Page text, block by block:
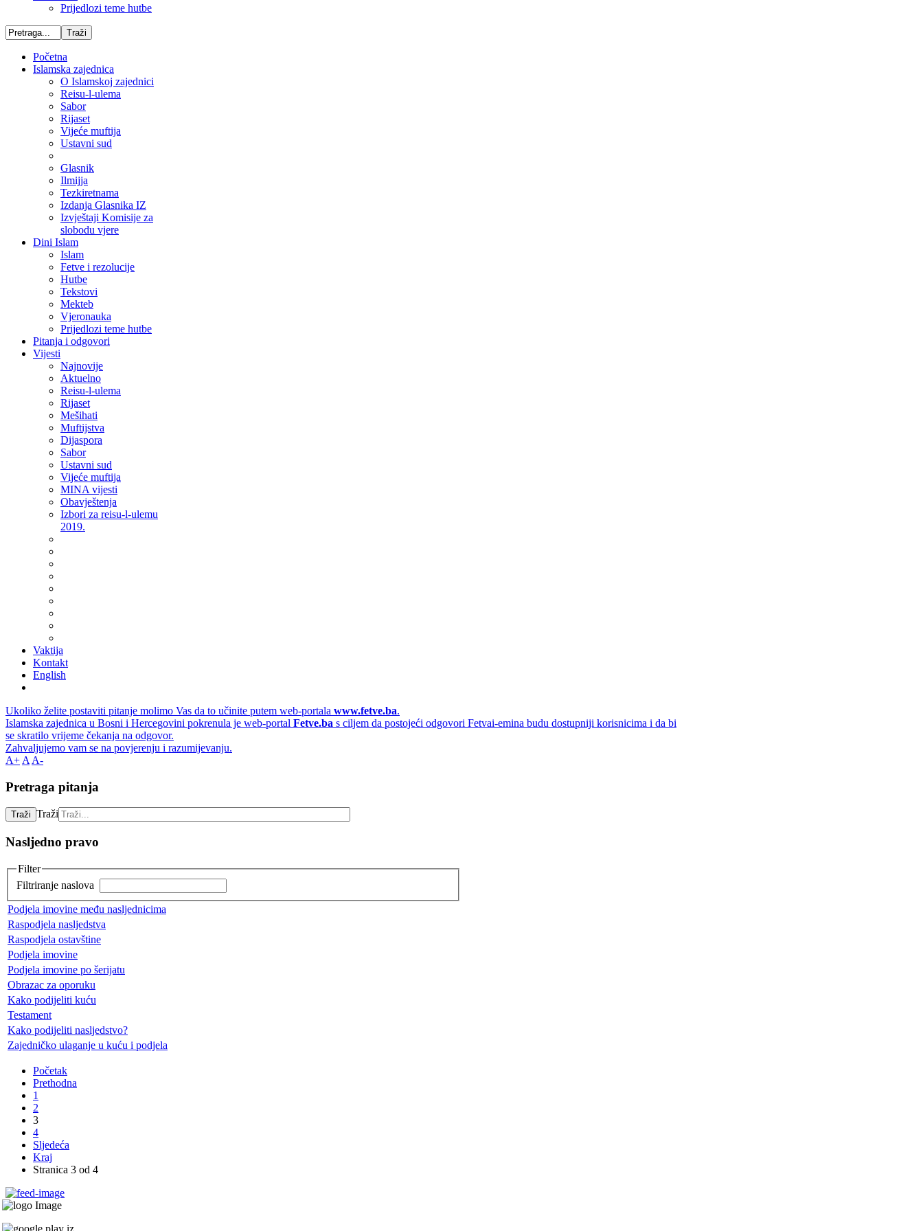
Prijedlozi teme hutbe
Početna
Islamska zajednica
O Islamskoj zajednici
Reisu-l-ulema
Sabor
Rijaset
Vijeće muftija
Ustavni sud
Glasnik
Ilmijja
Tezkiretnama
Izdanja Glasnika IZ
Izvještaji Komisije za
slobodu vjere
Dini Islam
Islam
Fetve i rezolucije
Hutbe
Tekstovi
Mekteb
Vjeronauka
Prijedlozi teme hutbe
Pitanja i odgovori
Vijesti
Najnovije
Aktuelno
Reisu-l-ulema
Rijaset
Mešihati
Muftijstva
Dijaspora
Sabor
Ustavni sud
Vijeće muftija
MINA vijesti
Obavještenja
Izbori za reisu-l-ulemu
2019.
Vaktija
Kontakt
English
Ukoliko želite postaviti pitanje molimo Vas da to učinite putem web-portala www.fetve.ba.
Islamska zajednica u Bosni i Hercegovini pokrenula je web-portal Fetve.ba s ciljem da postojeći odgovori Fetvai-emina budu dostupniji korisnicima i da bi
se skratilo vrijeme čekanja na odgovor.
Zahvaljujemo vam se na povjerenju i razumijevanju.
A+ A A-
Pretraga pitanja
Traži Traži
Nasljedno pravo
Filter
Filtriranje naslova
Podjela imovine među nasljednicima
Raspodjela nasljedstva
Raspodjela ostavštine
Podjela imovine
Podjela imovine po šerijatu
Obrazac za oporuku
Kako podijeliti kuću
Testament
Kako podijeliti nasljedstvo?
Zajedničko ulaganje u kuću i podjela
Početak
Prethodna
1
2
3
4
Sljedeća
Kraj
Stranica 3 od 4